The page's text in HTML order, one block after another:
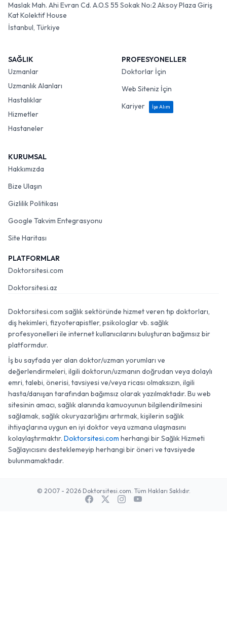
Maslak Mah. Ahi Evran Cd. A.O.S 55 Sokak No:2 Aksoy Plaza Giriş
Kat Kolektif House
İstanbul, Türkiye
SAĞLIK
Uzmanlar
Uzmanlık Alanları
Hastalıklar
Hizmetler
Hastaneler
PROFESYONELLER
Doktorlar İçin
Web Siteniz İçin
Kariyer
İşe Alım
KURUMSAL
Hakkımızda
Bize Ulaşın
Gizlilik Politikası
Google Takvim Entegrasyonu
Site Haritası
PLATFORMLAR
Doktorsitesi.com
Doktorsitesi.az
Doktorsitesi.com sağlık sektöründe hizmet veren tıp doktorları,
diş hekimleri, fizyoterapistler, psikologlar vb. sağlık
profesyonelleri ile internet kullanıcılarını buluşturan bağımsız bir
platformdur.
İş bu sayfada yer alan doktor/uzman yorumları ve
değerlendirmeleri, ilgili doktorun/uzmanın doğrudan veya dolaylı
emri, talebi, önerisi, tavsiyesi ve/veya ricası olmaksızın, ilgili
hasta/danışan tarafından bağımsız olarak yazılmaktadır. Bu web
sitesinin amacı, sağlık alanında kamuoyunun bilgilendirilmesini
sağlamak, sağlık okuryazarlığını artırmak, kişilerin sağlık
ihtiyaçlarına uygun en iyi doktor veya uzmana ulaşmasını
kolaylaştırmaktır. Doktorsitesi.com herhangi bir Sağlık Hizmeti
Sağlayıcısını desteklemeyip herhangi bir öneri ve tavsiyede
bulunmamaktadır.
© 2007 - 2026 Doktorsitesi.com. Tüm Hakları Saklıdır.